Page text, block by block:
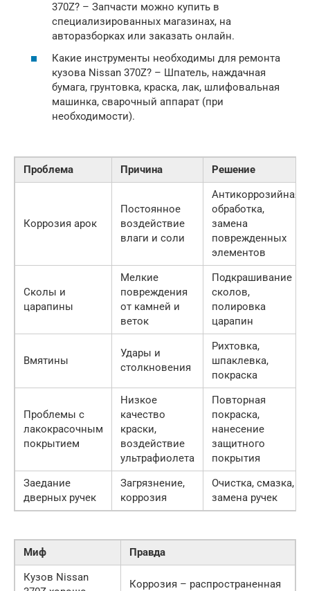
370Z? – Запчасти можно купить в
специализированных магазинах, на
авторазборках или заказать онлайн.
Какие инструменты необходимы для ремонта
кузова Nissan 370Z? – Шпатель, наждачная
бумага, грунтовка, краска, лак, шлифовальная
машинка, сварочный аппарат (при
необходимости).
Проблема Причина Решение
Коррозия арок
Постоянное
воздействие
влаги и соли
Антикоррозийная
обработка,
замена
поврежденных
элементов
Сколы и
царапины
Мелкие
повреждения
от камней и
веток
Подкрашивание
сколов,
полировка
царапин
Вмятины
Удары и
столкновения
Рихтовка,
шпаклевка,
покраска
Проблемы с
лакокрасочным
покрытием
Низкое
качество
краски,
воздействие
ультрафиолета
Повторная
покраска,
нанесение
защитного
покрытия
Заедание
дверных ручек
Загрязнение,
коррозия
Очистка, смазка,
замена ручек
Миф
Правда
Кузов Nissan
Коррозия – распространенная